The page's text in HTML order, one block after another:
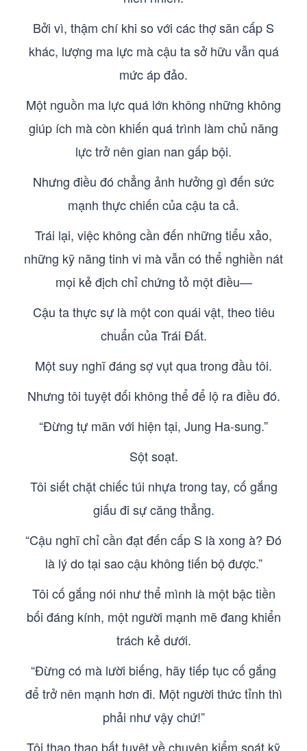
Bởi vì, thậm chí khi so với các thợ săn cấp S
khác, lượng ma lực mà cậu ta sở hữu vẫn quá
mức áp đảo.
Một nguồn ma lực quá lớn không những không
giúp ích mà còn khiến quá trình làm chủ năng
lực trở nên gian nan gấp bội.
Nhưng điều đó chẳng ảnh hưởng gì đến sức
mạnh thực chiến của cậu ta cả.
Trái lại, việc không cần đến những tiểu xảo,
những kỹ năng tinh vi mà vẫn có thể nghiền nát
mọi kẻ địch chỉ chứng tỏ một điều—
Cậu ta thực sự là một con quái vật, theo tiêu
chuẩn của Trái Đất.
Một suy nghĩ đáng sợ vụt qua trong đầu tôi.
Nhưng tôi tuyệt đối không thể để lộ ra điều đó.
“Đừng tự mãn với hiện tại, Jung Ha-sung.”
Sột soạt.
Tôi siết chặt chiếc túi nhựa trong tay, cố gắng
giấu đi sự căng thẳng.
“Cậu nghĩ chỉ cần đạt đến cấp S là xong à? Đó
là lý do tại sao cậu không tiến bộ được.”
Tôi cố gắng nói như thể mình là một bậc tiền
bối đáng kính, một người mạnh mẽ đang khiển
trách kẻ dưới.
“Đừng có mà lười biếng, hãy tiếp tục cố gắng
để trở nên mạnh hơn đi. Một người thức tỉnh thì
phải như vậy chứ!”
Tôi thao thao bất tuyệt về chuyện kiểm soát kỹ